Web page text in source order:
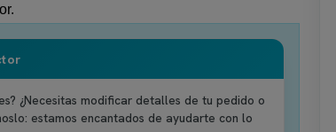
¿Necesitas modificar detalles de tu pedido o
estamos encantados de ayudarte con lo